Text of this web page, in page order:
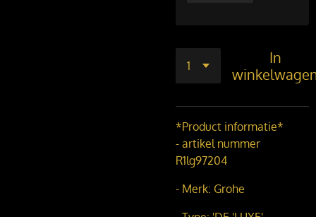
In
*Product informatie*
- artikel nummer
R1lg97204
- Merk: Grohe